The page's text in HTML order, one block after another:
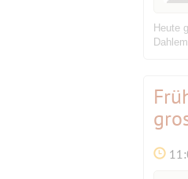
Heute